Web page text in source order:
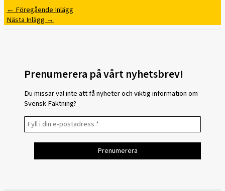
← Föregående Inlägg
Nästa Inlägg →
Prenumerera på vårt nyhetsbrev!
Du missar väl inte att få nyheter och viktig information om
Svensk Fäktning?